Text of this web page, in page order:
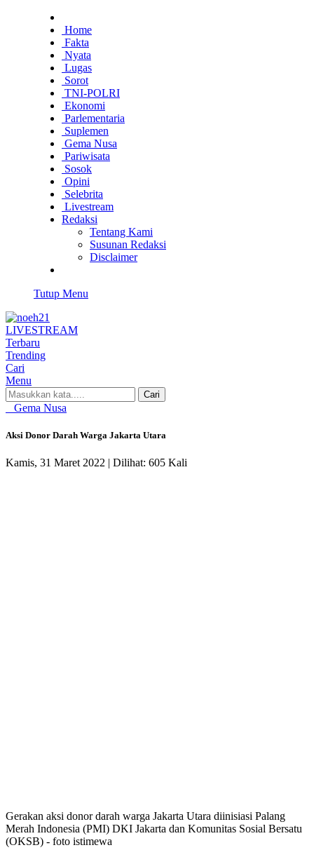
Home
Fakta
Nyata
Lugas
Sorot
TNI-POLRI
Ekonomi
Parlementaria
Suplemen
Gema Nusa
Pariwisata
Sosok
Opini
Selebrita
Livestream
Redaksi
Tentang Kami
Susunan Redaksi
Disclaimer
Tutup Menu
LIVESTREAM
Terbaru
Trending
Cari
Menu
Cari
Gema Nusa
Aksi Donor Darah Warga Jakarta Utara
Kamis, 31 Maret 2022 | Dilihat: 605 Kali
Gerakan aksi donor darah warga Jakarta Utara diinisiasi Palang
Merah Indonesia (PMI) DKI Jakarta dan Komunitas Sosial Bersatu
(OKSB) - foto istimewa